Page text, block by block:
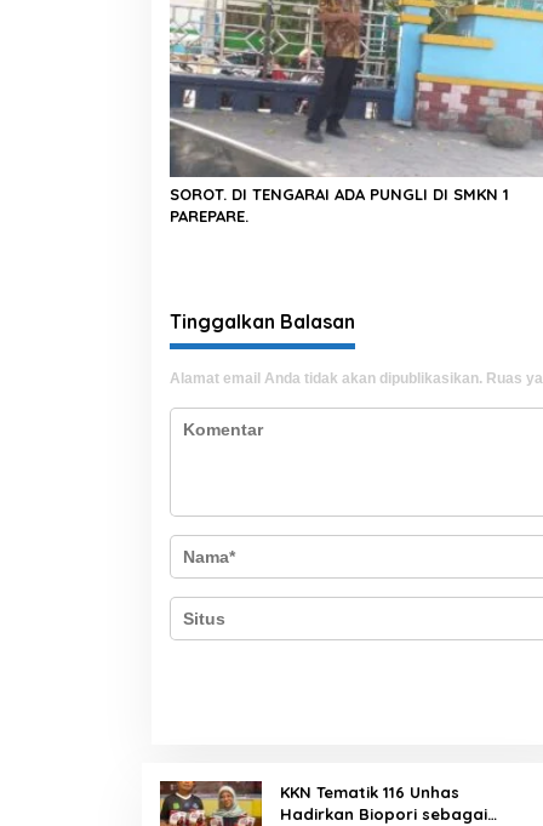
SOROT. DI TENGARAI ADA PUNGLI DI SMKN 1
PAREPARE.
Tinggalkan Balasan
Alamat email Anda tidak akan dipublikasikan. Ruas
KKN Tematik 116 Unhas
Hadirkan Biopori sebagai